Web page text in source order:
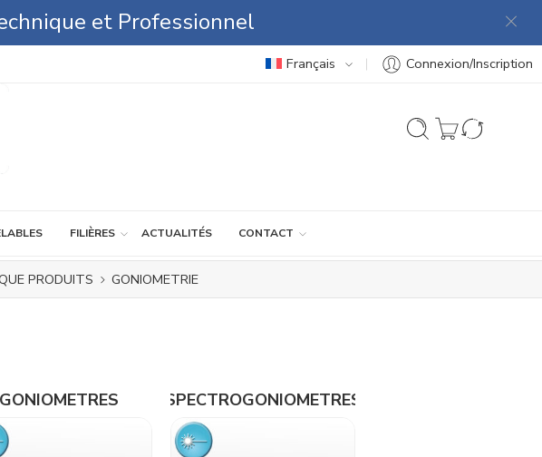
et Professionnel
Français Connexion/Inscription
FILIÈRES ACTUALITÉS CONTACT
PRODUITS GONIOMETRIE
GONIOMETRES SPECTROGONIOMETRES